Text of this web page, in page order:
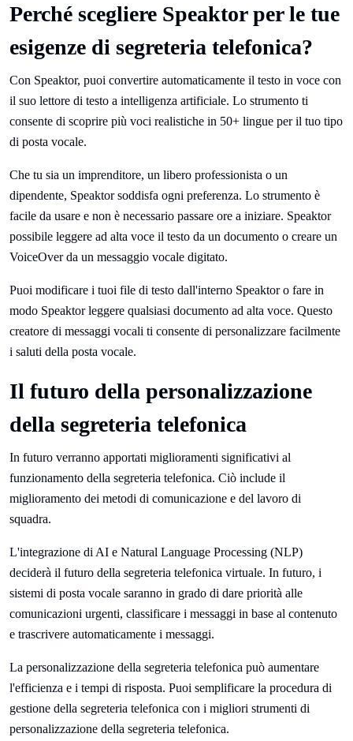
Perché scegliere Speaktor per le tue
esigenze di segreteria telefonica?
Con Speaktor, puoi convertire automaticamente il testo in voce con
il suo lettore di testo a intelligenza artificiale. Lo strumento ti
consente di scoprire più voci realistiche in 50+ lingue per il tuo tipo
di posta vocale.
Che tu sia un imprenditore, un libero professionista o un
dipendente, Speaktor soddisfa ogni preferenza. Lo strumento è
facile da usare e non è necessario passare ore a iniziare. Speaktor
possibile leggere ad alta voce il testo da un documento o creare un
VoiceOver da un messaggio vocale digitato.
Puoi modificare i tuoi file di testo dall'interno Speaktor o fare in
modo Speaktor leggere qualsiasi documento ad alta voce. Questo
creatore di messaggi vocali ti consente di personalizzare facilmente
i saluti della posta vocale.
Il futuro della personalizzazione
della segreteria telefonica
In futuro verranno apportati miglioramenti significativi al
funzionamento della segreteria telefonica. Ciò include il
miglioramento dei metodi di comunicazione e del lavoro di
squadra.
L'integrazione di AI e Natural Language Processing (NLP)
deciderà il futuro della segreteria telefonica virtuale. In futuro, i
sistemi di posta vocale saranno in grado di dare priorità alle
comunicazioni urgenti, classificare i messaggi in base al contenuto
e trascrivere automaticamente i messaggi.
La personalizzazione della segreteria telefonica può aumentare
l'efficienza e i tempi di risposta. Puoi semplificare la procedura di
gestione della segreteria telefonica con i migliori strumenti di
personalizzazione della segreteria telefonica.